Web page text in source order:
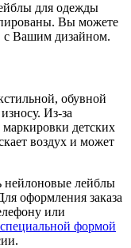
для одежды
Вы можете
с Вашим дизайном.
обувной
Из-за
маркировки детских
воздух и может
нейлоновые лейблы
оформления заказа
или
специальной формой